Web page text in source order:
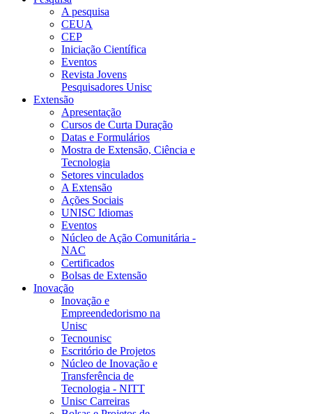
A pesquisa
CEUA
CEP
Iniciação Científica
Eventos
Revista Jovens
Pesquisadores Unisc
Extensão
Apresentação
Cursos de Curta Duração
Datas e Formulários
Mostra de Extensão, Ciência e
Tecnologia
Setores vinculados
A Extensão
Ações Sociais
UNISC Idiomas
Eventos
Núcleo de Ação Comunitária -
NAC
Certificados
Bolsas de Extensão
Inovação
Inovação e
Empreendedorismo na
Unisc
Tecnounisc
Escritório de Projetos
Núcleo de Inovação e
Transferência de
Tecnologia - NITT
Unisc Carreiras